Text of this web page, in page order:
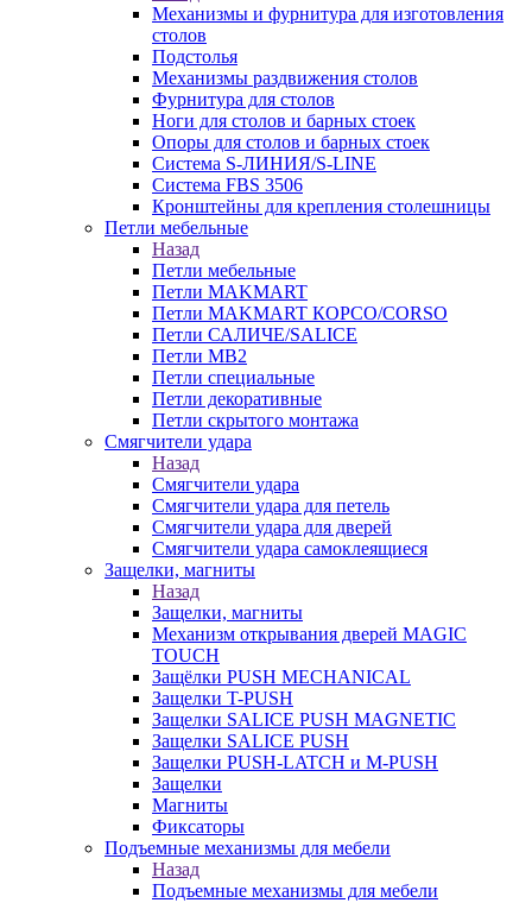
Механизмы и фурнитура для изготовления
столов
Подстолья
Механизмы раздвижения столов
Фурнитура для столов
Ноги для столов и барных стоек
Опоры для столов и барных стоек
Система S-ЛИНИЯ/S-LINE
Система FBS 3506
Кронштейны для крепления столешницы
Петли мебельные
Назад
Петли мебельные
Петли MAKMART
Петли MAKMART КОРСО/CORSO
Петли САЛИЧЕ/SALICE
Петли MB2
Петли специальные
Петли декоративные
Петли скрытого монтажа
Смягчители удара
Назад
Смягчители удара
Смягчители удара для петель
Смягчители удара для дверей
Cмягчители удара самоклеящиеся
Защелки, магниты
Назад
Защелки, магниты
Механизм открывания дверей MAGIC
TOUCH
Защёлки PUSH MECHANICAL
Защелки T-PUSH
Защелки SALICE PUSH MAGNETIC
Защелки SALICE PUSH
Защелки PUSH-LATCH и M-PUSH
Защелки
Магниты
Фиксаторы
Подъемные механизмы для мебели
Назад
Подъемные механизмы для мебели